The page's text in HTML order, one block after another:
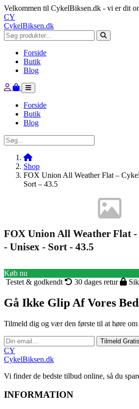
Velkommen til CykelBiksen.dk - vi er dit
CY
CykelBiksen.dk
Forside
Butik
Blog
Forside
Butik
Blog
Shop
FOX Union All Weather Flat –
Sort – 43.5
FOX Union All Weather Flat
- Unisex - Sort - 43.5
Køb nu
Testet & godkendt
30 dages retur
Gå Ikke Glip Af Vores
Tilmeld dig og vær den første til at høre
Tilmeld Gratis
CY
CykelBiksen.dk
Vi finder de bedste tilbud online, så du
INFORMATION